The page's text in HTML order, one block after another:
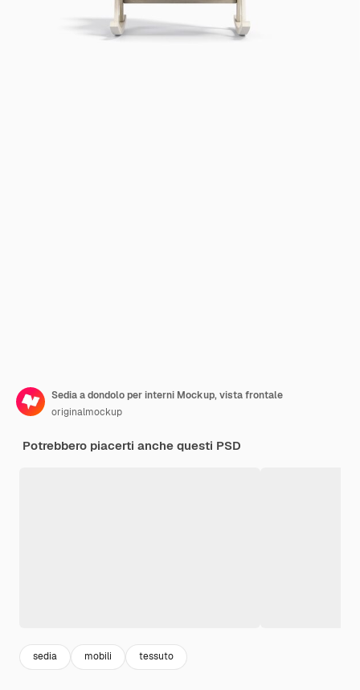
Sedia a dondolo per interni Mockup, vista frontale
originalmockup
Potrebbero piacerti anche questi PSD
sedia mobili tessuto